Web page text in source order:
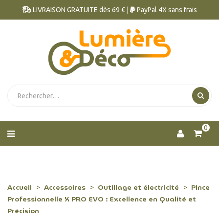
LIVRAISON GRATUITE dès 69 € | PayPal 4X sans frais
0
Accueil Accessoires Outillage et électricité
Pince
Professionnelle X PRO EVO : Excellence en Qualité et
Précision